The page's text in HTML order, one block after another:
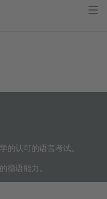
的认可的语言考试。
德语能力。